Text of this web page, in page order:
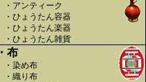
・アンティーク
・ひょうたん容器
・ひょうたん楽器
・ひょうたん雑貨
・布
・染め布
・織り布